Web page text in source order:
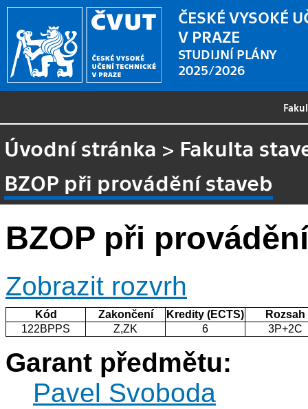
ČESKÉ VYSOKÉ
V PRAZE
STUDIJNÍ PLÁNY
2025/2026
Úvodní stránka > Fakulta
BZOP při provádění staveb
BZOP při
Zobrazit rozvrh
Kód Zakončení Kredity (ECTS)
Rozsah
122BPPS
Z,ZK 6 3P+2C
Garant předmětu:
Pavel Svoboda